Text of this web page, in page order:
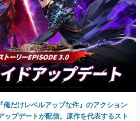
たり〜ゲームクリエイターの青春〜
』『ペンと箸』等で知られるマンガ家・田中圭
るゲーム業界レポートマンガです。
ームは面白い？
者・hamatsu氏がゲームの魅力を画面や操作の
から解き明かしていく、硬派で骨太な評論連載
変えた日本語
法の変遷を、コンピューター文化史研究家・タ
徹底調査。
俺だけレベルアップな件』のアクション
ップデートが配信。原作を代表するスト